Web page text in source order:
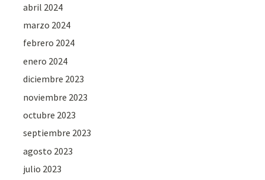
abril 2024
marzo 2024
febrero 2024
enero 2024
diciembre 2023
noviembre 2023
octubre 2023
septiembre 2023
agosto 2023
julio 2023